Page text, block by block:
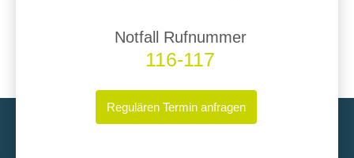
Notfall Rufnummer
116-117
Regulären Termin anfragen